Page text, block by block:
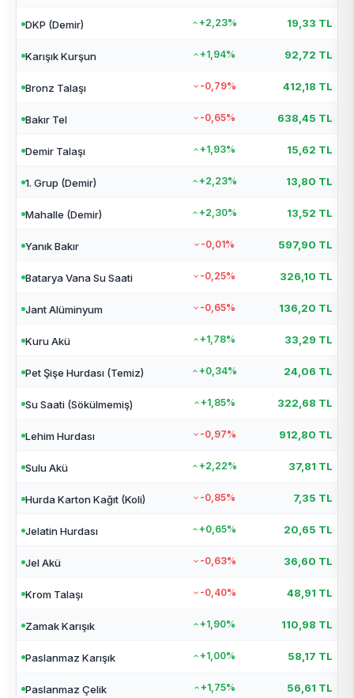
DKP (Demir) +2,23% 19,33 TL
Karışık Kurşun +1,94% 92,72 TL
Bronz Talaşı -0,79% 412,18 TL
Bakır Tel -0,65% 638,45 TL
Demir Talaşı +1,93% 15,62 TL
1. Grup (Demir) +2,23% 13,80 TL
Mahalle (Demir) +2,30% 13,52 TL
Yanık Bakır -0,01% 597,90 TL
Batarya Vana Su Saati -0,25% 326,10 TL
Jant Alüminyum -0,65% 136,20 TL
Kuru Akü +1,78% 33,29 TL
Pet Şişe Hurdası (Temiz) +0,34% 24,06 TL
Su Saati (Sökülmemiş) +1,85% 322,68 TL
Lehim Hurdası -0,97% 912,80 TL
Sulu Akü +2,22% 37,81 TL
Hurda Karton Kağıt (Koli) -0,85% 7,35 TL
Jelatin Hurdası +0,65% 20,65 TL
Jel Akü -0,63% 36,60 TL
Krom Talaşı -0,40% 48,91 TL
Zamak Karışık +1,90% 110,98 TL
Paslanmaz Karışık +1,00% 58,17 TL
Paslanmaz Çelik +1,75% 56,61 TL